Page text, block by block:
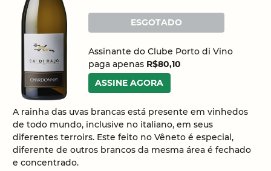
ESGOTADO
Assinante do Clube Porto di Vino
paga apenas R$80,10
ASSINE AGORA
A rainha das uvas brancas está presente em vinhedos
de todo mundo, inclusive no italiano, em seus
diferentes terroirs. Este feito no Vêneto é especial,
diferente de outros brancos da mesma área é fechado
e concentrado.